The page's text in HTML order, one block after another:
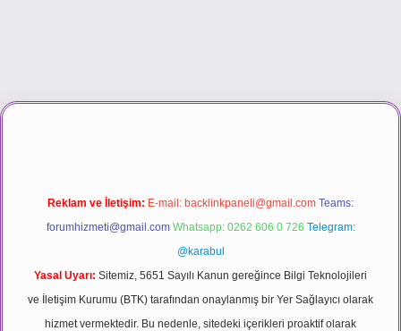
Reklam ve İletişim: E-mail: backlinkpaneli@gmail.com Teams:
forumhizmeti@gmail.com Whatsapp: 0262 606 0 726 Telegram:
@karabul
Yasal Uyarı: Sitemiz, 5651 Sayılı Kanun gereğince Bilgi Teknolojileri
ve İletişim Kurumu (BTK) tarafından onaylanmış bir Yer Sağlayıcı olarak
hizmet vermektedir. Bu nedenle, sitedeki içerikleri proaktif olarak